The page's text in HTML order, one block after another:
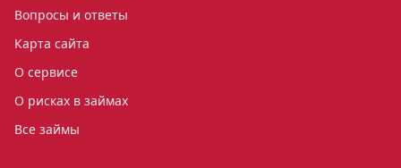
Вопросы и ответы
Карта сайта
О сервисе
О рисках в займах
Все займы